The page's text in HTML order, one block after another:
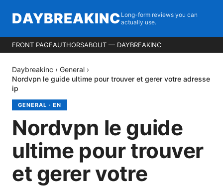
DAYBREAKINC Long-form reviews you can
actually use.
FRONT PAGEAUTHORSABOUT — DAYBREAKINC
Daybreakinc › General ›
Nordvpn le guide ultime pour trouver et gerer votre adresse
ip
GENERAL · EN
Nordvpn le guide
ultime pour trouver
et gerer votre